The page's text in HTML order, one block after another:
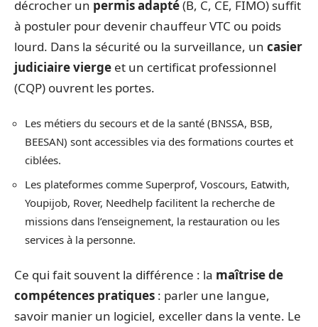
décrocher un permis adapté(B, C, CE, FIMO) suffit
à postuler pour devenir chauffeur VTC ou poids
lourd. Dans la sécurité ou la surveillance, un casier
judiciaire vierge et un certificat professionnel
(CQP) ouvrent les portes.
Les métiers du secours et de la santé (BNSSA, BSB,
BEESAN) sont accessibles via des formations courtes et
ciblées.
Les plateformes comme Superprof, Voscours, Eatwith,
Youpijob, Rover, Needhelp facilitent la recherche de
missions dans l’enseignement, la restauration ou les
services à la personne.
Ce qui fait souvent la différence : la maîtrise de
compétences pratiques : parler une langue,
savoir manier un logiciel, exceller dans la vente. Le